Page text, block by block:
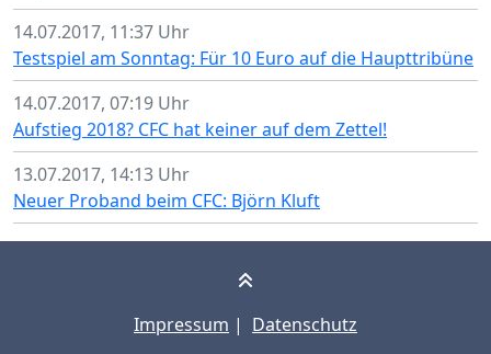
14.07.2017, 11:37 Uhr
Testspiel am Sonntag: Für 10 Euro auf die Haupttribüne
14.07.2017, 07:19 Uhr
Aufstieg 2018? CFC hat keiner auf dem Zettel!
13.07.2017, 14:13 Uhr
Neuer Proband beim CFC: Björn Kluft
Impressum | Datenschutz